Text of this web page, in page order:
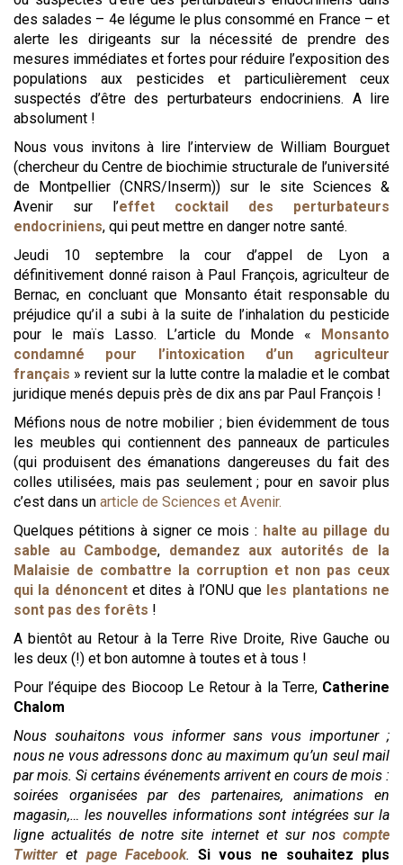
des salades – 4e légume le plus consommé en France – et
alerte les dirigeants sur la nécessité de prendre des
mesures immédiates et fortes pour réduire l’exposition des
populations aux pesticides et particulièrement ceux
suspectés d’être des perturbateurs endocriniens. A lire
absolument !
Nous vous invitons à lire l’interview de William Bourguet
(chercheur du Centre de biochimie structurale de l’université
de Montpellier (CNRS/Inserm)) sur le site Sciences &
Avenir sur l’effet cocktail des perturbateurs
endocriniens, qui peut mettre en danger notre santé.
Jeudi 10 septembre la cour d’appel de Lyon a
définitivement donné raison à Paul François, agriculteur de
Bernac, en concluant que Monsanto était responsable du
préjudice qu’il a subi à la suite de l’inhalation du pesticide
pour le maïs Lasso. L’article du Monde «
Monsanto
condamné pour l’intoxication d’un agriculteur
français » revient sur la lutte contre la maladie et le combat
juridique menés depuis près de dix ans par Paul François !
Méfions nous de notre mobilier ; bien évidemment de tous
les meubles qui contiennent des panneaux de particules
(qui produisent des émanations dangereuses du fait des
colles utilisées, mais pas seulement ; pour en savoir plus
c’est dans un article de Sciences et Avenir.
Quelques pétitions à signer ce mois : halte au pillage du
sable au Cambodge, demandez aux autorités de la
Malaisie de combattre la corruption et non pas ceux
qui la dénoncentet dites à l’ONU que les plantations ne
sont pas des forêts !
A bientôt au Retour à la Terre Rive Droite, Rive Gauche ou
les deux (!) et bon automne à toutes et à tous !
Pour l’équipe des Biocoop Le Retour à la Terre, Catherine
Chalom
Nous souhaitons vous informer sans vous importuner ;
nous ne vous adressons donc au maximum qu’un seul mail
par mois. Si certains événements arrivent en cours de mois :
soirées organisées par des partenaires, animations en
magasin,… les nouvelles informations sont intégrées sur la
ligne actualités de notre site internet et sur nos compte
Twitter et page Facebook. Si vous ne souhaitez plus